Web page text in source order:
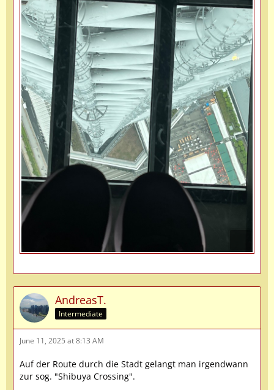
AndreasT.
Intermediate
June 11, 2025 at 8:13 AM
Auf der Route durch die Stadt gelangt man irgendwann
zur sog. "Shibuya Crossing".